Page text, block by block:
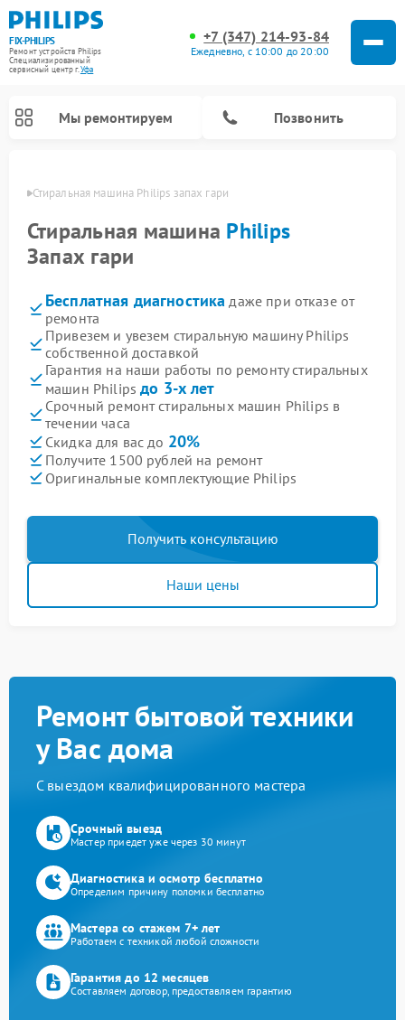
FIX-PHILIPS
Ремонт устройств Philips
Специализированный
cервисный центр г.Уфа
+7 (347) 214-93-84
Ежедневно, с 10:00 до 20:00
Мы ремонтируем Позвонить
Стиральная машина Philips запах гари
Стиральная машина Philips
Запах гари
Бесплатная диагностика даже при отказе от
ремонта
Привезем и увезем стиральную машину Philips
собственной доставкой
Гарантия на наши работы по ремонту стиральных
машин Philipsдо 3-х лет
Срочный ремонт стиральных машин Philips в
течении часа
Скидка для вас до 20%
Получите 1500 рублей на ремонт
Оригинальные комплектующие Philips
Получить консультацию
Наши цены
Ремонт бытовой техники
у Вас дома
С выездом квалифицированного мастера
Срочный выезд
Мастер приедет уже через 30 минут
Диагностика и осмотр бесплатно
Определим причину поломки бесплатно
Мастера со стажем 7+ лет
Работаем с техникой любой сложности
Гарантия до 12 месяцев
Составляем договор, предоставляем гарантию